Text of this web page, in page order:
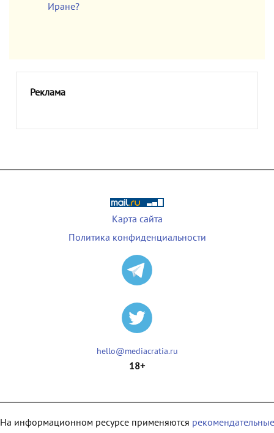
Иране?
Реклама
Карта сайта
Политика конфиденциальности
hello@mediacratia.ru
18+
На информационном ресурсе применяются рекомендательные